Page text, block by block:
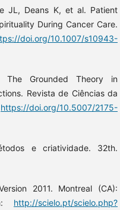
JL, Deans K, et al. Patient
During Cancer Care.
doi.org/10.1007/s10943-
The Grounded Theory in
Revista de Ciências da
https://doi.org/10.5007/2175-
e criatividade. 32th.
2011. Montreal (CA):
http://scielo.pt/scielo.php?